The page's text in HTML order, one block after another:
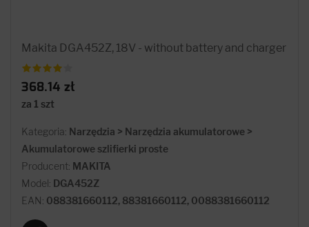
Makita DGA452Z, 18V - without battery and charger
368.14 zł
za 1 szt
Kategoria: Narzędzia > Narzędzia akumulatorowe >
Akumulatorowe szlifierki proste
Producent: MAKITA
Model: DGA452Z
EAN: 088381660112, 88381660112, 0088381660112